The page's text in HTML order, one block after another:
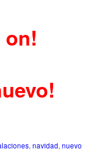
on!
, navidad, nuevo